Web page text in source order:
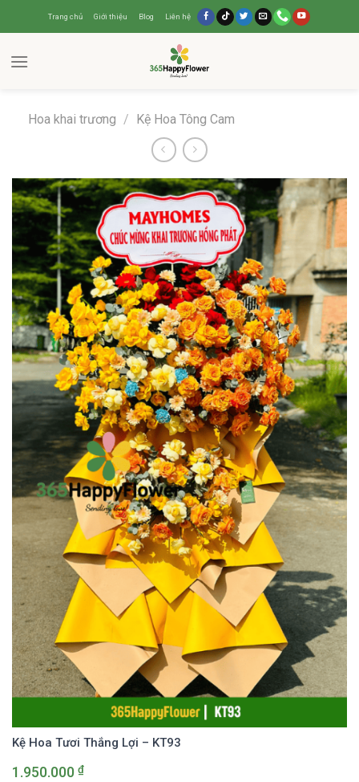
Trang chủ Giới thiệu Blog Liên hệ
Hoa khai trương / Kệ Hoa Tông Cam
Kệ Hoa Tươi Thắng Lợi – KT93
1.950.000 ₫